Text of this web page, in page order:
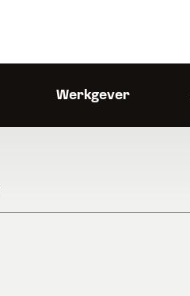
Werkgever